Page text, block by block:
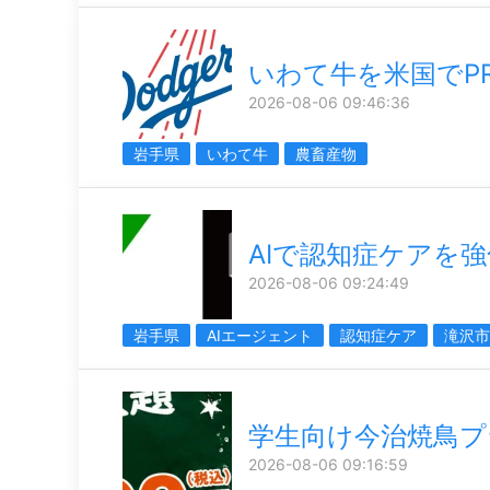
いわて牛を米国で
2026-08-06 09:46:36
岩手県 いわて牛 農畜産物
AIで認知症ケアを
2026-08-06 09:24:49
岩手県 AIエージェント 認知症ケア 滝沢市
学生向け今治焼鳥
2026-08-06 09:16:59